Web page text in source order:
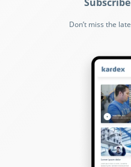
Don’t miss the